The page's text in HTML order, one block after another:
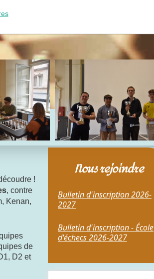
!
, contre
Kenan,
de
D2 et
Nous rejoindre
Bulletin d'inscription 2026-
2027
Bulletin d'inscription - École
d'échecs 2026-2027